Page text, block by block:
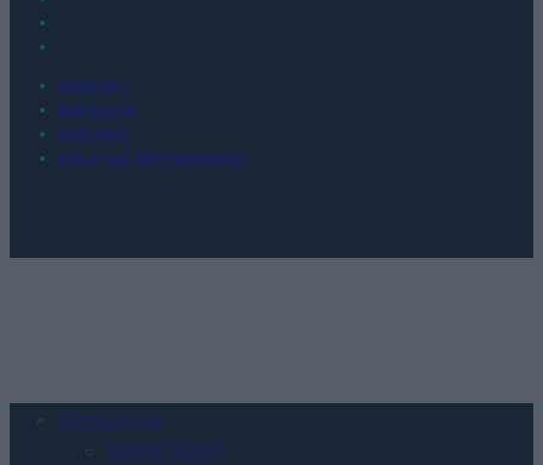
KONTAKT
REDAKCJA
REKLAMA
POLITYKA PRYWATNOŚCI
Urządzenia
SMARTFONY